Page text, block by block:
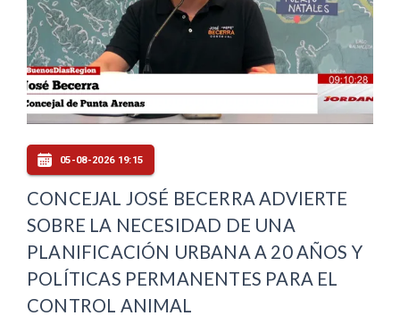
05-08-2026 19:15
CONCEJAL JOSÉ BECERRA ADVIERTE
SOBRE LA NECESIDAD DE UNA
PLANIFICACIÓN URBANA A 20 AÑOS Y
POLÍTICAS PERMANENTES PARA EL
CONTROL ANIMAL